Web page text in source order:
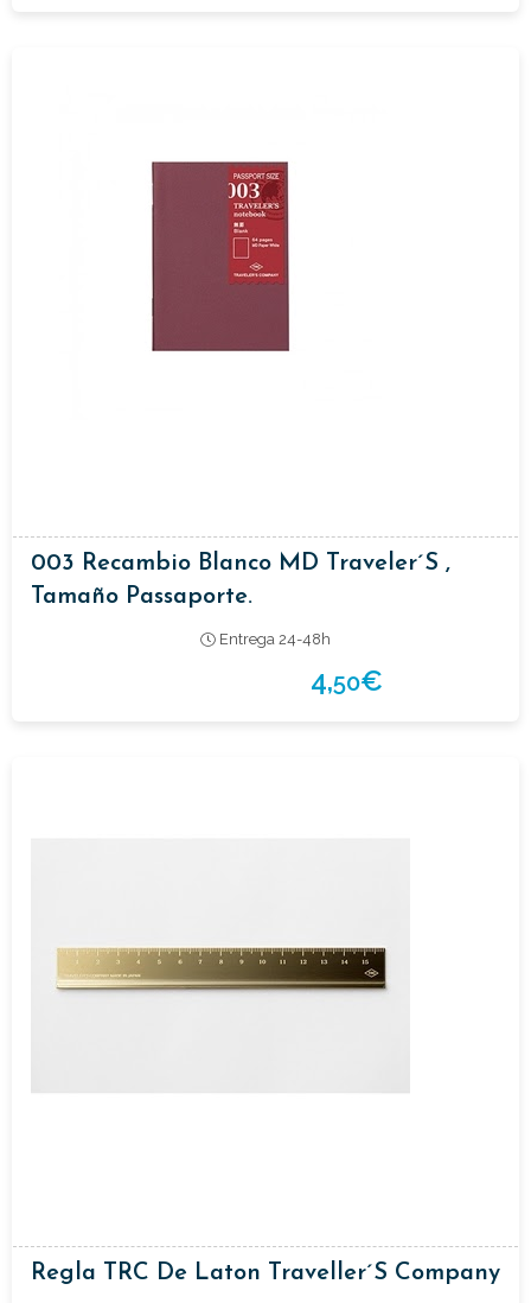
003 Recambio Blanco MD Traveler´s ,
Tamaño Passaporte.
Entrega 24-48h
4,50€
Regla TRC De Laton Traveller´s Company